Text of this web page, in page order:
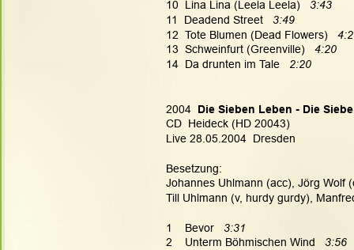
10  Lina Lina (Leela Leela) 3:43
11  Deadend Street 3:49
12  Tote Blumen (Dead Flowers)
13  Schweinfurt (Greenville) 4:20
14  Da drunten im Tale 2:20
2004 Die Sieben Leben - Die
CD  Heideck (HD 20043)
Live 28.05.2004  Dresden
Besetzung:
Johannes Uhlmann (acc), Jörg Wolf
Till Uhlmann (v, hurdy gurdy),
1    Bevor 3:31
2    Unterm Böhmischen Wind 3:56